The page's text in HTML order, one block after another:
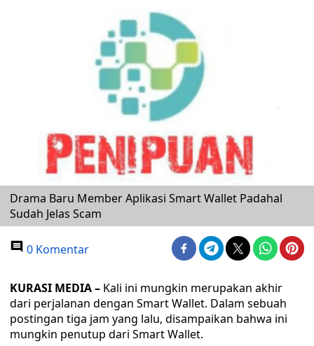
Drama Baru Member Aplikasi Smart Wallet Padahal
Sudah Jelas Scam
0 Komentar
KURASI MEDIA – Kali ini mungkin merupakan akhir
dari perjalanan dengan Smart Wallet. Dalam sebuah
postingan tiga jam yang lalu, disampaikan bahwa ini
mungkin penutup dari Smart Wallet.